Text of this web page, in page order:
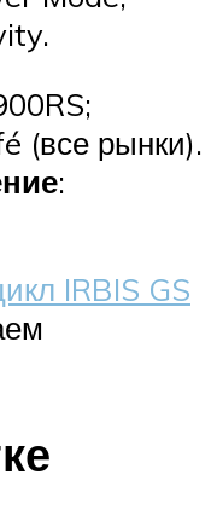
(все рынки).
:
IRBIS GS